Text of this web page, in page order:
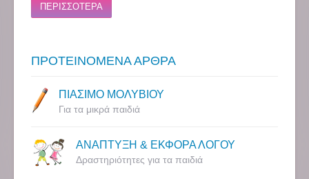
ΠΕΡΙΣΣΟΤΕΡΑ
ΠΡΟΤΕΙΝΟΜΕΝΑ ΑΡΘΡΑ
ΠΙΑΣΙΜΟ ΜΟΛΥΒΙΟΥ
Για τα μικρά παιδιά
ΑΝΑΠΤΥΞΗ & ΕΚΦΟΡΑ ΛΟΓΟΥ
Δραστηριότητες για τα παιδιά